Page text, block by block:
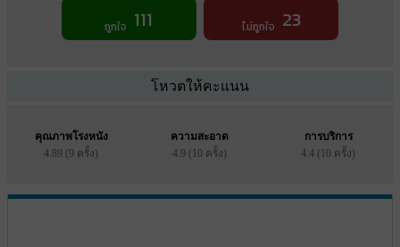
ถูกใจ 111 ไม่ถูกใจ 23
โหวตให้คะแนน
คุณภาพโรงหนัง
4.89 (9 ครั้ง)
ความสะอาด
4.9 (10 ครั้ง)
การบริการ
4.4 (10 ครั้ง)